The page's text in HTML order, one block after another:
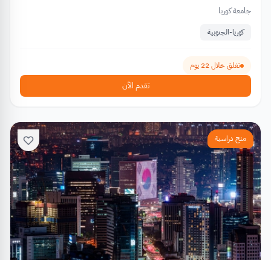
جامعة كوريا
كوريا-الجنوبية
تغلق خلال 22 يوم
تقدم الآن
منح دراسية